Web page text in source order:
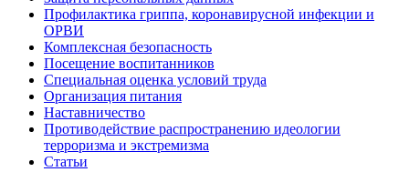
Профилактика гриппа, коронавирусной инфекции и
ОРВИ
Комплексная безопасность
Посещение воспитанников
Специальная оценка условий труда
Организация питания
Наставничество
Противодействие распространению идеологии
терроризма и экстремизма
Статьи